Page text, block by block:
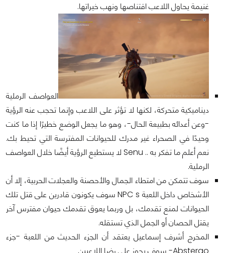
غنيمة يحاول اللاعب اقتناصها ونهب خيراتها.
العواصف الرملية
ديناميكية متحركة، لكنها لا تؤثر على اللاعب وإنما تحجب عنه الرؤية
-وعن أعدائه بطبيعة الحال-، وهو ما يجعل الوضع خطيرًا إذا ما كنت
وحيدًا في الصحراء غير مدرك للحيوانات المفترسة التي تحيط بك.
نعم أعلم ما تفكر به .. Senu لا يستطيع الرؤية أيضًا خلال العواصف
الرملية.
سوف تتمكن من امتطاء الجمال والأحصنة والعجلات الحربية، إلا أن
الأشخاص داخل اللعبة NPC s سوف يكونون قادرين على قتل تلك
الحيوانات لمنع تقدمك، بل وربما يعوق تقدمك حيوان مفترس آخر
يقتل الحصان أو الجمل الذي تستقله.
المخرج أشرف إسماعيل يعتقد أن الجزء الحديث من اللعبة -جزء